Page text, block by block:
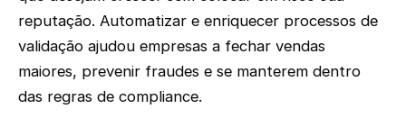
reputação. Automatizar e enriquecer processos de
validação ajudou empresas a fechar vendas
maiores, prevenir fraudes e se manterem dentro
das regras de compliance.